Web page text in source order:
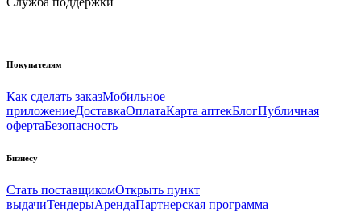
Покупателям
Как сделать заказМобильное
приложениеДоставкаОплатаКарта аптекБлогПубличная
офертаБезопасность
Бизнесу
Стать поставщикомОткрыть пункт
выдачиТендерыАрендаПартнерская программа